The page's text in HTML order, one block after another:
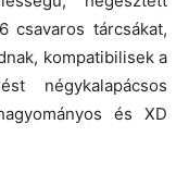
csavaros tárcsákat,
kompatibilisek a
négykalapácsos
és XD